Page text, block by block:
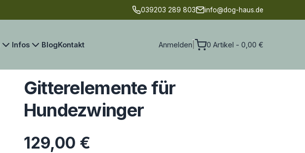
039203 289 803 info@dog-haus.de
Infos BlogKontakt Anmelden 0 Artikel - 0,00 €
Gitterelemente für
Hundezwinger
129,00 €